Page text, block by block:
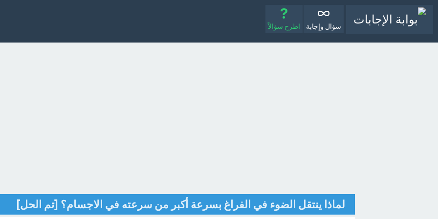
سؤال وإجابة اطرح سؤالاً
لماذا ينتقل الضوء في الفراغ بسرعة أكبر من سرعته في الاجسام؟ [تم الحل]